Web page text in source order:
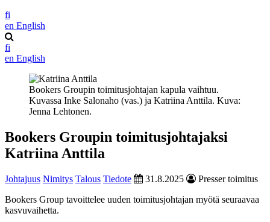
fi
en English
fi
en English
Bookers Groupin toimitusjohtajan kapula vaihtuu.
Kuvassa Inke Salonaho (vas.) ja Katriina Anttila. Kuva:
Jenna Lehtonen.
Bookers Groupin toimitusjohtajaksi
Katriina Anttila
Johtajuus Nimitys Talous Tiedote 31.8.2025
Presser toimitus
Bookers Group tavoittelee uuden toimitusjohtajan myötä seuraavaa
kasvuvaihetta.